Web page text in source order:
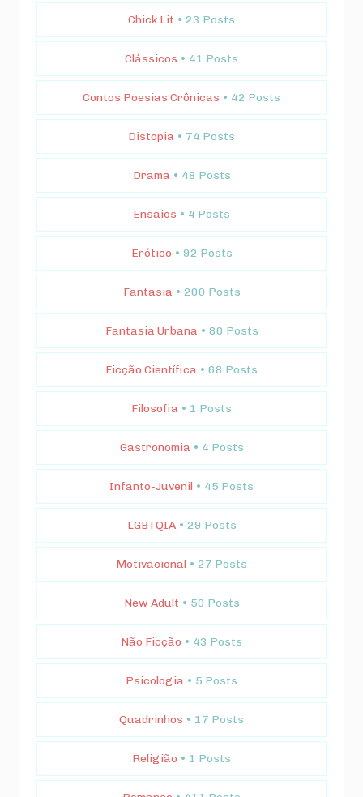
Chick Lit • 23 Posts
Clássicos • 41 Posts
Contos Poesias Crônicas • 42 Posts
Distopia • 74 Posts
Drama • 48 Posts
Ensaios • 4 Posts
Erótico • 92 Posts
Fantasia • 200 Posts
Fantasia Urbana • 80 Posts
Ficção Científica • 68 Posts
Filosofia • 1 Posts
Gastronomia • 4 Posts
Infanto-Juvenil • 45 Posts
LGBTQIA • 29 Posts
Motivacional • 27 Posts
New Adult • 50 Posts
Não Ficção • 43 Posts
Psicologia • 5 Posts
Quadrinhos • 17 Posts
Religião • 1 Posts